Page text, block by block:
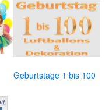
Geburtstage 1 bis 100